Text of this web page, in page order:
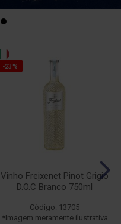
-23%
Vinho Freixenet Pinot Grigio
D.O.C Branco 750ml
Código: 13705
*Imagem meramente ilustrativa